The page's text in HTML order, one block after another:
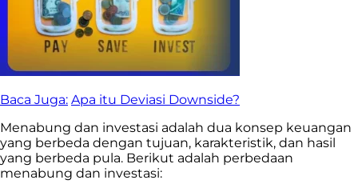
Baca Juga: Apa itu Deviasi Downside?
Menabung dan investasi adalah dua konsep keuangan
yang berbeda dengan tujuan, karakteristik, dan hasil
yang berbeda pula. Berikut adalah perbedaan
menabung dan investasi: